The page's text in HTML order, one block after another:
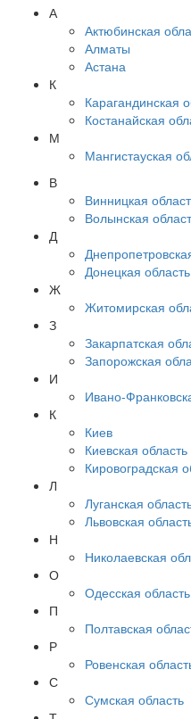
А
Актюбинская
Алматы
Астана
К
Карагандинская
Костанайская
М
Мангистауская
В
Винницкая
Волынская
Д
Донецкая область
Ж
Житомирская
З
Закарпатская
Запорожская
И
Ивано-
К
Киев
Киевская область
Кировоградская
Л
Луганская
Львовская
Н
Николаевская
О
Одесская область
П
Полтавская
Р
Ровенская
С
Сумская область